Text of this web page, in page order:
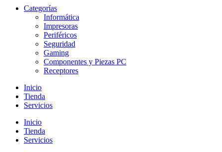
Categorías
Informática
Impresoras
Periféricos
Seguridad
Gaming
Componentes y Piezas PC
Receptores
Inicio
Tienda
Servicios
Inicio
Tienda
Servicios